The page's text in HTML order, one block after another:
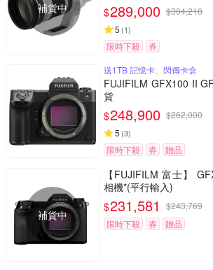
補貨中 $289,000 $304,210
5 (1)
限時下殺
券
送1TB 記憶卡、閃傳卡盒
FUJIFILM GFX100 II
貨
$248,900 $262,000
5 (3)
限時下殺 券 贈品
補貨中
【FUJIFILM 富士】
相機*(平行輸入)
$231,581 $243,769
限時下殺
券 贈品